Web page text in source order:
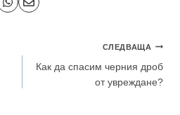
СЛЕДВАЩА
Как да спасим черния дроб
от увреждане?